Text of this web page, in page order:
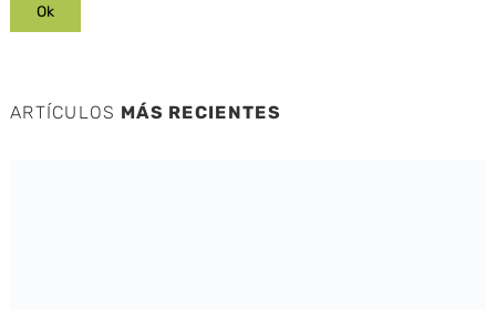
ARTÍCULOS MÁS RECIENTES